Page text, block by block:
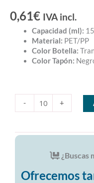
0,61€ IVA incl.
Capacidad (ml):
Material: PET/PP
Color Botella:
Color Tapón:
-
150
con
cantidad
+
¿Buscas
Ofrecemos